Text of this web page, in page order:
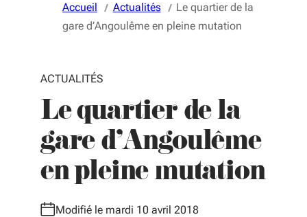
Accueil Actualités
Le quartier de la
gare d’Angoulême en pleine mutation
ACTUALITÉS
Le quartier de la
gare d’Angoulême
en pleine mutation
Modifié le mardi 10 avril 2018